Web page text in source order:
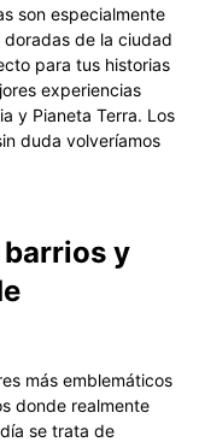
son especialmente
de la ciudad
para tus historias
experiencias
y Pianeta Terra. Los
duda volveríamos
barrios y
más emblemáticos
donde realmente
se trata de